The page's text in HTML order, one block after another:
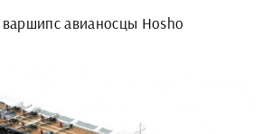
авианосцы Hosho